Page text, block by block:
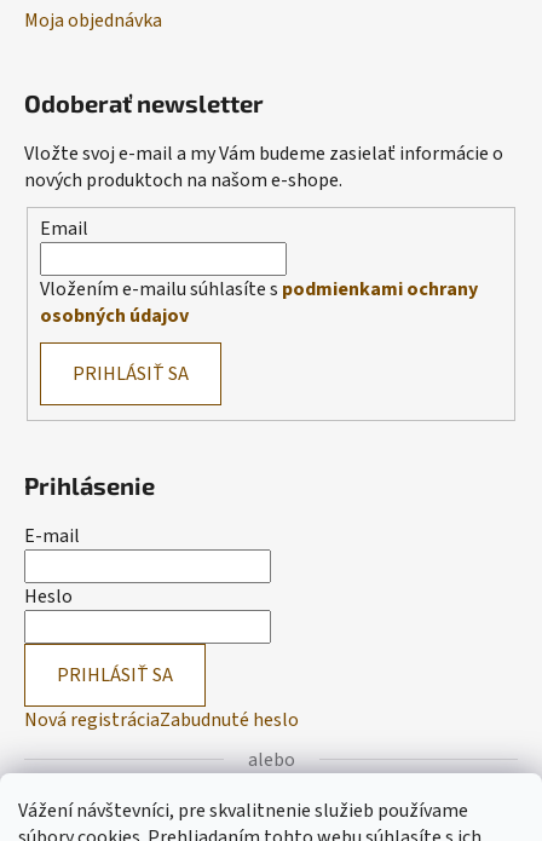
Vážení návštevníci, pre skvalitnenie služieb používame
Moja objednávka
Odoberať newsletter
Vložte svoj e-mail a my Vám budeme zasielať informácie o
nových produktoch na našom e-shope.
Email
Vložením e-mailu súhlasíte s podmienkami ochrany
osobných údajov
PRIHLÁSIŤ SA
Prihlásenie
E-mail
Heslo
PRIHLÁSIŤ SA
Nová registráciaZabudnuté heslo
alebo
Prihlásiť sa cez Facebook